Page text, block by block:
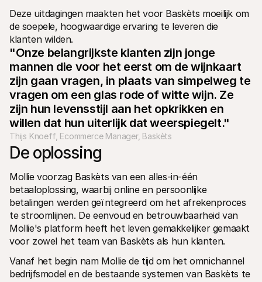
Deze uitdagingen maakten het voor Baskèts moeilijk om
de soepele, hoogwaardige ervaring te leveren die
klanten wilden.
"Onze belangrijkste klanten zijn jonge
mannen die voor het eerst om de wijnkaart
zijn gaan vragen, in plaats van simpelweg te
vragen om een glas rode of witte wijn. Ze
zijn hun levensstijl aan het opkrikken en
willen dat hun uiterlijk dat weerspiegelt."
Thijs Knoeff, Ecommerce Manager, Baskèts
De oplossing
Mollie voorzag Baskèts van een alles-in-één
betaaloplossing, waarbij online en persoonlijke
betalingen werden geïntegreerd om het afrekenproces
te stroomlijnen. De eenvoud en betrouwbaarheid van
Mollie's platform heeft het leven gemakkelijker gemaakt
voor zowel het team van Baskèts als hun klanten.
Vanaf het begin nam Mollie de tijd om het omnichannel
bedrijfsmodel en de bestaande systemen van Baskèts te